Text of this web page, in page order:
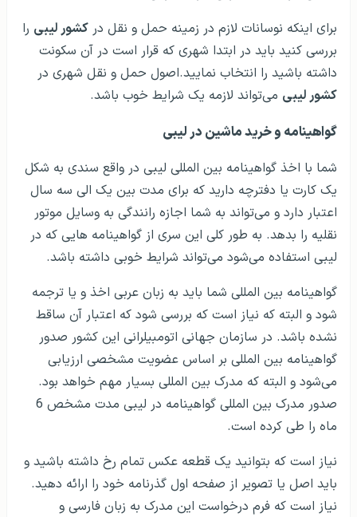
برای اینکه نوسانات لازم در زمینه حمل و نقل در کشور لیبی را
بررسی کنید باید در ابتدا شهری که قرار است در آن سکونت
داشته باشید را انتخاب نمایید.اصول حمل و نقل شهری در
کشور لیبی می‌تواند لازمه یک شرایط خوب باشد.
گواهینامه و خرید ماشین در لیبی
شما با اخذ گواهینامه بین المللی لیبی در واقع سندی به شکل
یک کارت یا دفترچه دارید که برای مدت بین یک الی سه سال
اعتبار دارد و می‌تواند به شما اجازه رانندگی به وسایل موتور
نقلیه را بدهد. به طور کلی این سری از گواهینامه هایی که در
لیبی استفاده می‌شود می‌تواند شرایط خوبی داشته باشد.
گواهینامه بین المللی شما باید به زبان عربی اخذ و یا ترجمه
شود و البته که نیاز است که بررسی شود که اعتبار آن ساقط
نشده باشد. در سازمان جهانی اتومبیلرانی این کشور صدور
گواهینامه بین المللی بر اساس عضویت مشخصی ارزیابی
می‌شود و البته که مدرک بین المللی بسیار مهم خواهد بود.
صدور مدرک بین المللی گواهینامه در لیبی مدت مشخص 6
ماه را طی کرده است.
نیاز است که بتوانید یک قطعه عکس تمام رخ داشته باشید و
باید اصل یا تصویر از صفحه اول گذرنامه خود را ارائه دهید.
نیاز است که فرم درخواست این مدرک به زبان فارسی و